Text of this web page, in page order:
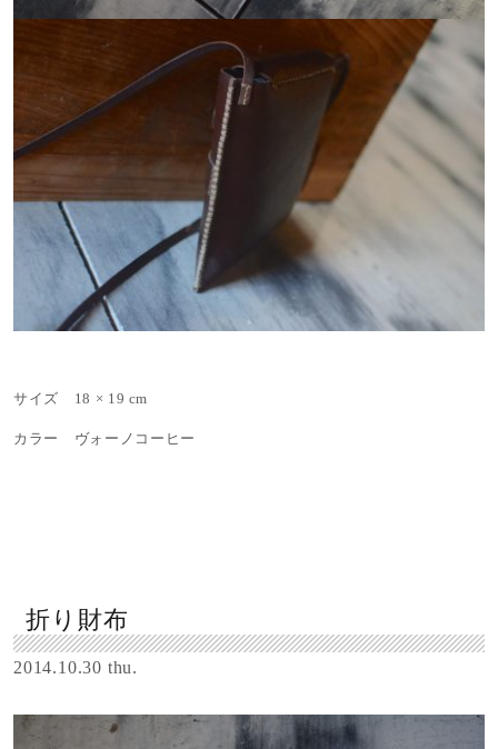
サイズ 18 × 19 cm
カラー ヴォーノコーヒー
折り財布
2014.10.30 thu.